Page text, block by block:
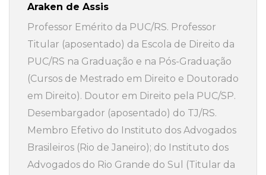
Araken de Assis
Professor Emérito da PUC/RS. Professor
Titular (aposentado) da Escola de Direito da
PUC/RS na Graduação e na Pós-Graduação
(Cursos de Mestrado em Direito e Doutorado
em Direito). Doutor em Direito pela PUC/SP.
Desembargador (aposentado) do TJ/RS.
Membro Efetivo do Instituto dos Advogados
Brasileiros (Rio de Janeiro); do Instituto dos
Advogados do Rio Grande do Sul (Titular da